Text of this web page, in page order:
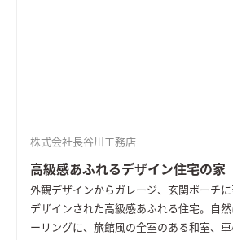
株式会社長谷川工務店
高級感あふれるデザイン住宅の家
外観デザインからガレージ、玄関ポーチ
デザインされた高級感あふれる住宅。自
ーリングに、旅館風の全室のある和室、